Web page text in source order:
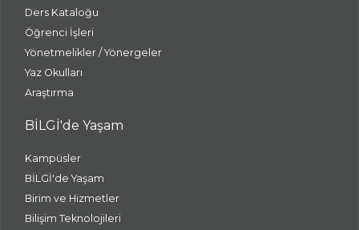
Ders Kataloğu
Öğrenci İşleri
Yönetmelikler / Yönergeler
Yaz Okulları
Araştırma
BİLGİ'de Yaşam
Kampüsler
BİLGİ'de Yaşam
Birim ve Hizmetler
Bilişim Teknolojileri